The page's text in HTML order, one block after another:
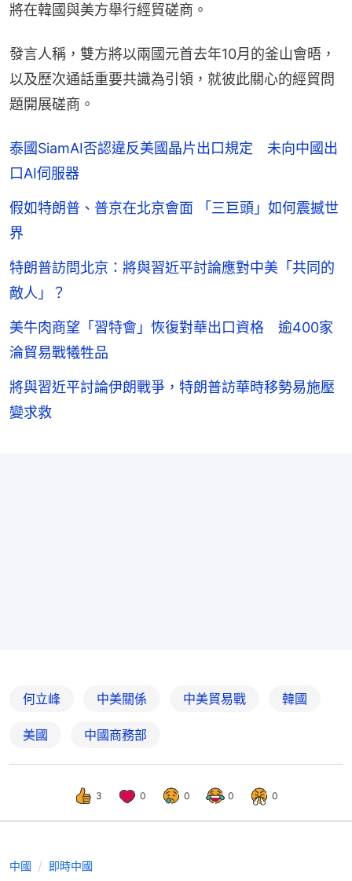
將在韓國與美方舉行經貿磋商。
發言人稱，雙方將以兩國元首去年10月的釜山會晤，
以及歷次通話重要共識為引領，就彼此關心的經貿問
題開展磋商。
泰國SiamAI否認違反美國晶片出口規定 未向中國出
口AI伺服器
假如特朗普、普京在北京會面 「三巨頭」如何震撼世
界
特朗普訪問北京：將與習近平討論應對中美「共同的
敵人」？
美牛肉商望「習特會」恢復對華出口資格 逾400家
淪貿易戰犧牲品
將與習近平討論伊朗戰爭，特朗普訪華時移勢易施壓
變求救
何立峰 中美關係 中美貿易戰 韓國
美國 中國商務部
3 0 0 0 0
中國 即時中國